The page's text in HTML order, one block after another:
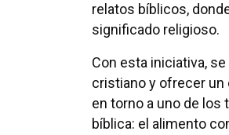
relatos bíblicos,
significado religioso.
Con esta iniciativa,
cristiano y ofrecer un
en torno a uno de los
bíblica: el alimento